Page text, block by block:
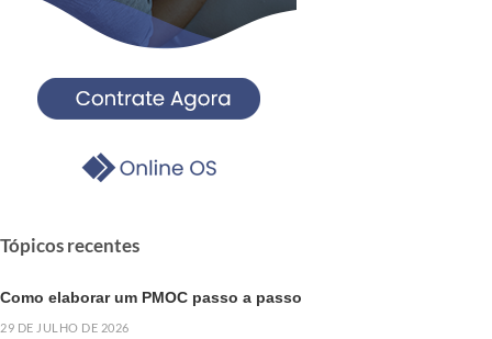
Tópicos recentes
Como elaborar um PMOC passo a passo
29 DE JULHO DE 2026